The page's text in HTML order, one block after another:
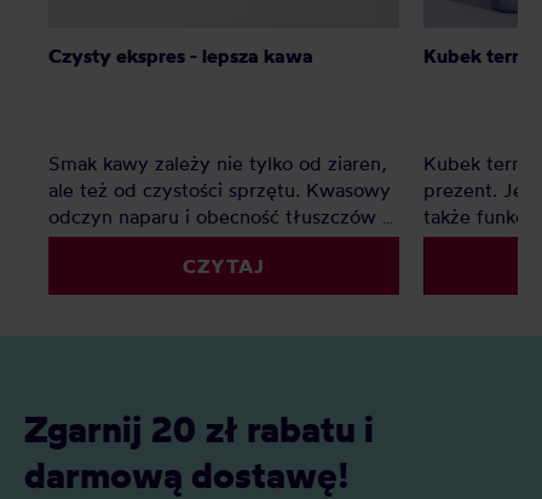
Czysty ekspres - lepsza kawa
Smak kawy zależy nie tylko od ziaren,
ale też od czystości sprzętu. Kwasowy
odczyn naparu i obecność tłuszczów w
kawie zostawiają osady, które z czasem
pogarszają smak i przyspieszają
zużycie urządzeń – od ekspresu po
CZYTAJ
Kubek
Kubek
prezent.
także
przychodzą
zachwycają
Zgarnij 20 zł rabatu i
darmową dostawę!